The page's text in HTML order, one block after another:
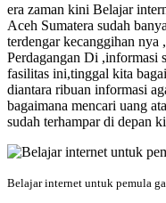
era zaman kini Belajar
Aceh Sumatera sudah
terdengar kecanggihan nya
Perdagangan Di ,informasi
fasilitas ini,tinggal kita
diantara ribuan informasi
bagaimana mencari uang
sudah terhampar di depan
Belajar internet untuk pemula